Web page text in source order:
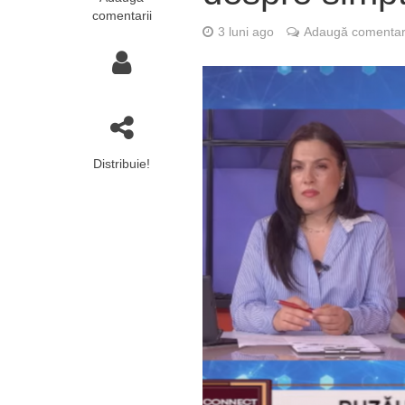
comentarii
Distribuie!
3 luni ago Adaugă